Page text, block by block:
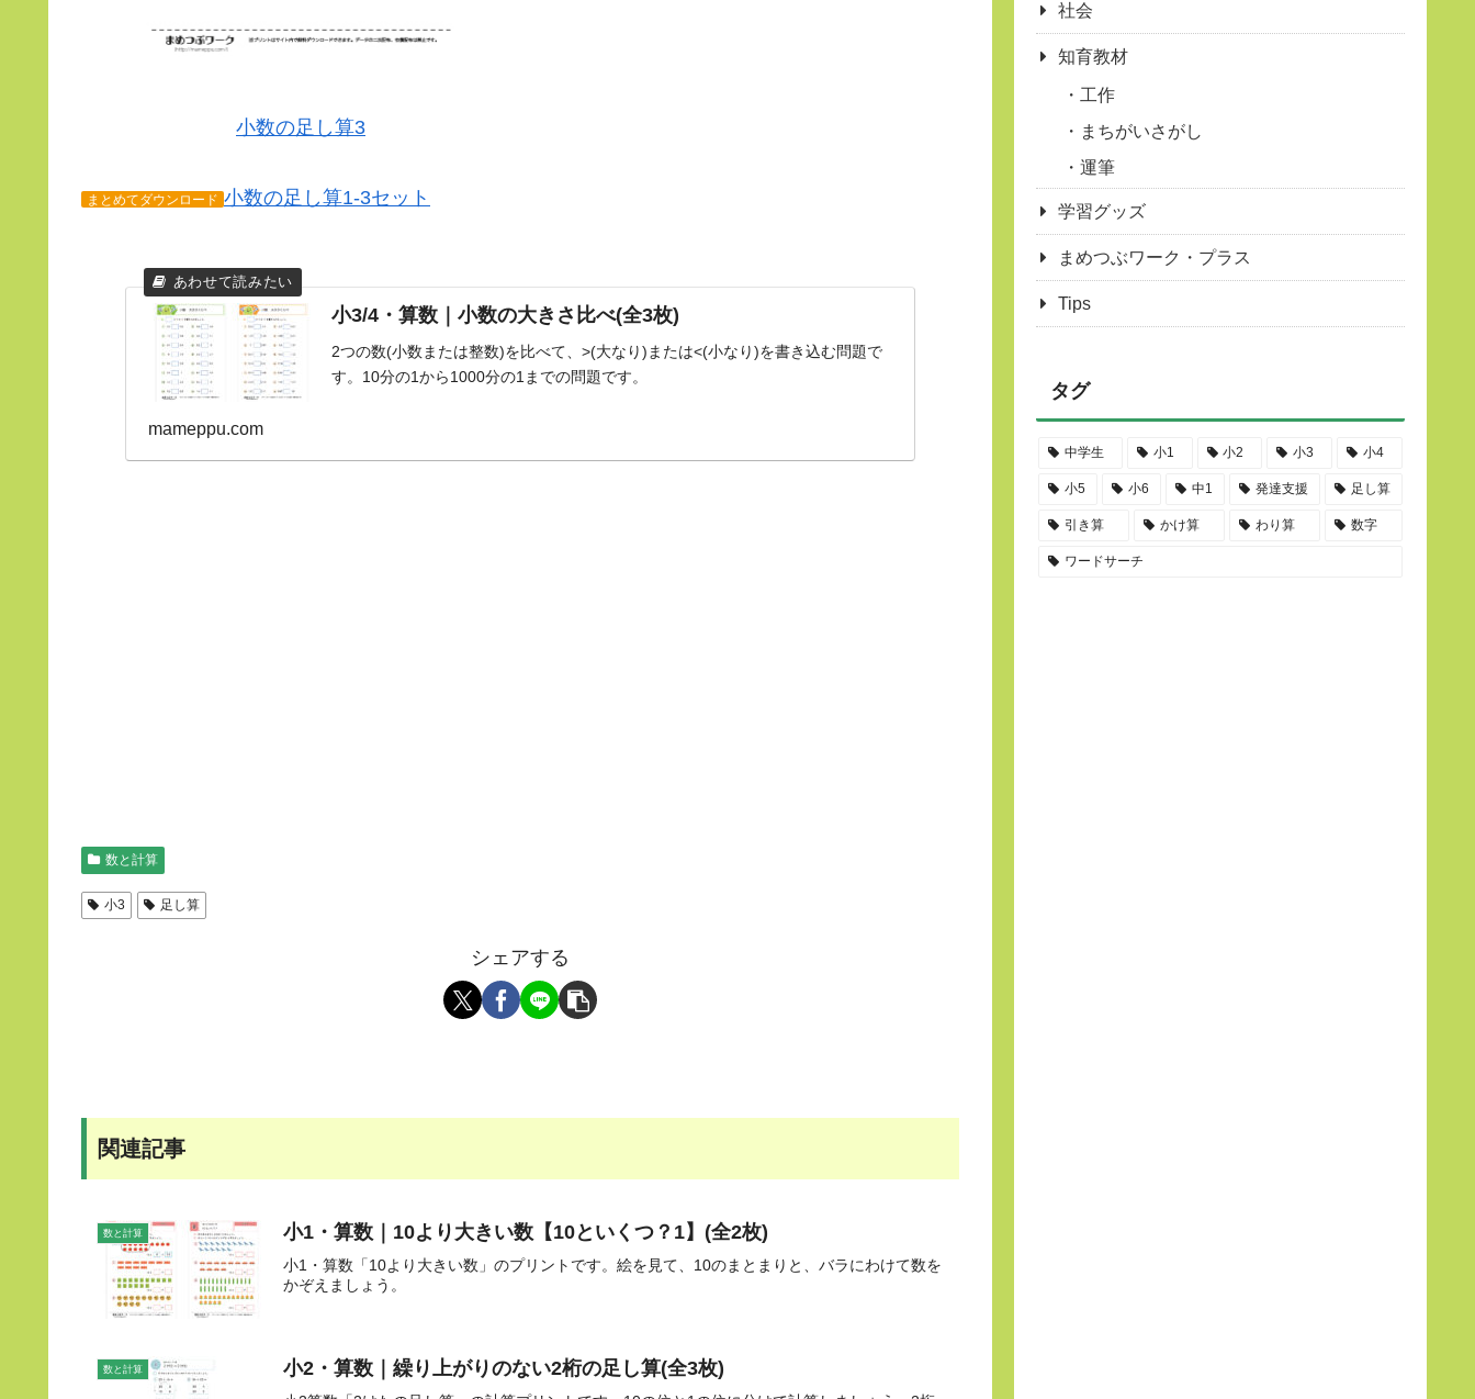
小数の足し算3
まとめてダウンロード 小数の足し算1-3セット
小3/4・算数｜小数の大きさ比べ(全3枚)
2つの数(小数または整数)を比べて、>(大なり)または<(小なり)を書き込む問題で
す。10分の1から1000分の1までの問題です。
mameppu.com
数と計算
小3 足し算
シェアする
関連記事
数と計算 小1・算数｜10より大きい数【10といくつ？1】(全2枚)
小1・算数「10より大きい数」のプリントです。絵を見て、10のまとまりと、バラにわけて数を
かぞえましょう。
数と計算 小2・算数｜繰り上がりのない2桁の足し算(全3枚)
社会
知育教材
工作
まちがいさがし
運筆
学習グッズ
まめつぶワーク・プラス
Tips
タグ
中学生 小1 小2 小3 小4
小5 小6 中1 発達支援 足し算
引き算 かけ算 わり算 数字
ワードサーチ